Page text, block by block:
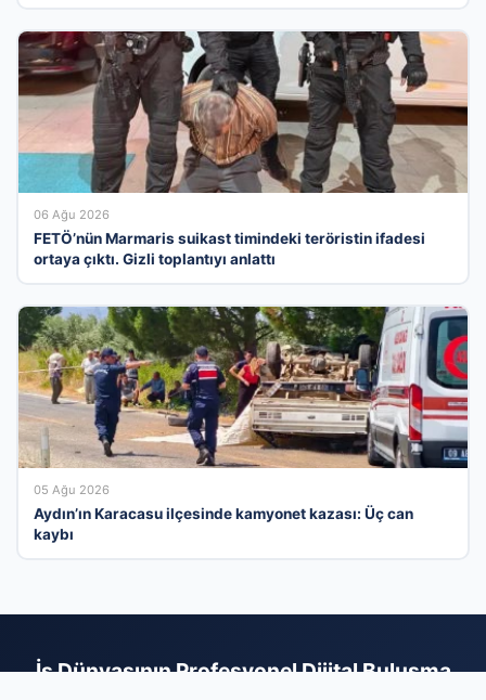
06 Ağu 2026
FETÖ’nün Marmaris suikast timindeki teröristin ifadesi
ortaya çıktı. Gizli toplantıyı anlattı
05 Ağu 2026
Aydın’ın Karacasu ilçesinde kamyonet kazası: Üç can
kaybı
İş Dünyasının Profesyonel Dijital Buluşma